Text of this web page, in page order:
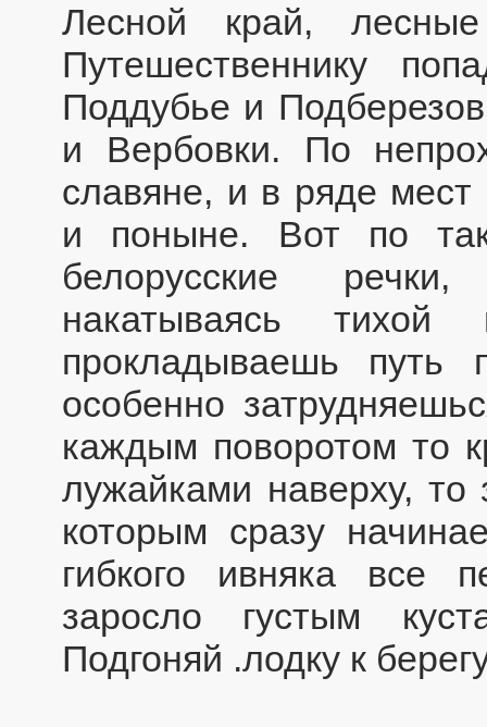
Лесной край,
Путешественнику
Поддубье и
и Вербовки. По
славяне, и в ряде
и поныне. Вот по
белорусские
накатываясь
прокладываешь
особенно
каждым поворотом то
лужайками наверху,
которым сразу
гибкого ивняка все
заросло густым
Подгоняй .лодку к